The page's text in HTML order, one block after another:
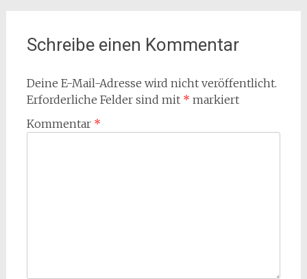
Schreibe einen Kommentar
Deine E-Mail-Adresse wird nicht veröffentlicht.
Erforderliche Felder sind mit * markiert
Kommentar *